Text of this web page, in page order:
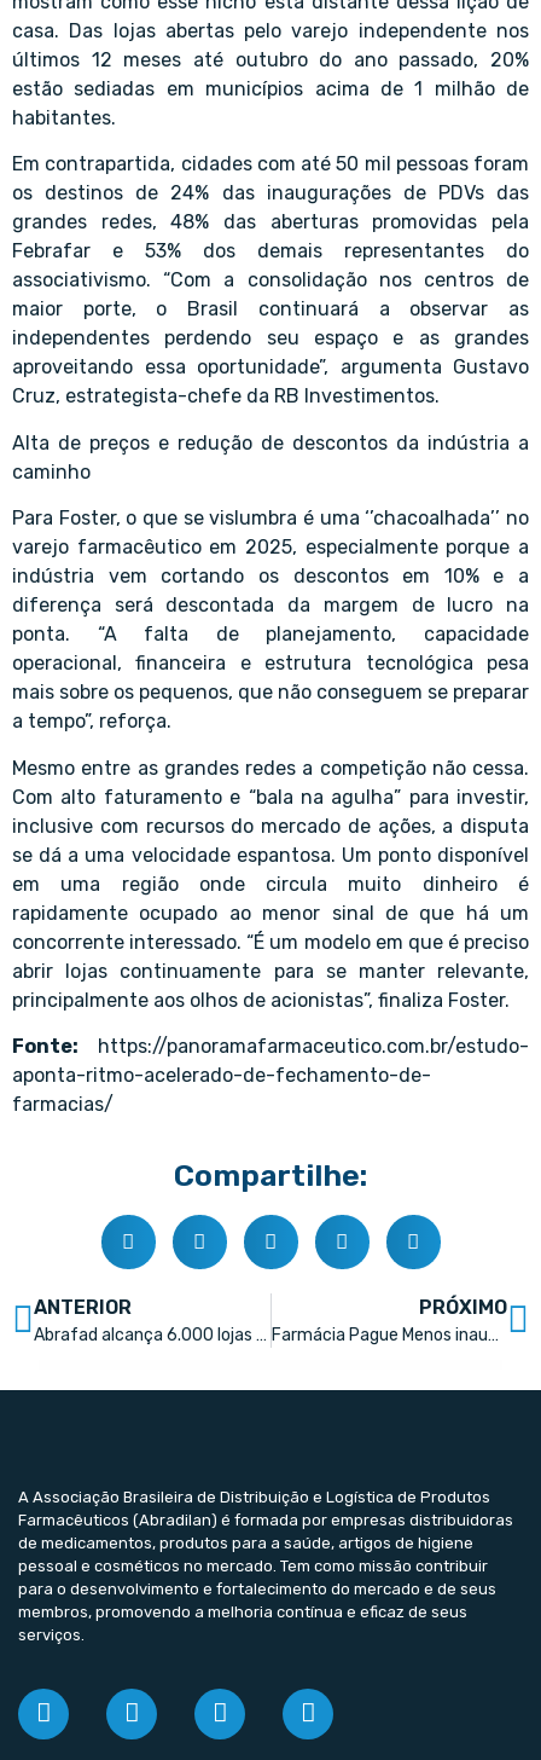
casa. Das lojas abertas pelo varejo independente nos
últimos 12 meses até outubro do ano passado, 20%
estão sediadas em municípios acima de 1 milhão de
habitantes.
Em contrapartida, cidades com até 50 mil pessoas foram
os destinos de 24% das inaugurações de PDVs das
grandes redes, 48% das aberturas promovidas pela
Febrafar e 53% dos demais representantes do
associativismo. “Com a consolidação nos centros de
maior porte, o Brasil continuará a observar as
independentes perdendo seu espaço e as grandes
aproveitando essa oportunidade”, argumenta Gustavo
Cruz, estrategista-chefe da RB Investimentos.
Alta de preços e redução de descontos da indústria a
caminho
Para Foster, o que se vislumbra é uma ‘’chacoalhada’’ no
varejo farmacêutico em 2025, especialmente porque a
indústria vem cortando os descontos em 10% e a
diferença será descontada da margem de lucro na
ponta. “A falta de planejamento, capacidade
operacional, financeira e estrutura tecnológica pesa
mais sobre os pequenos, que não conseguem se preparar
a tempo”, reforça.
Mesmo entre as grandes redes a competição não cessa.
Com alto faturamento e “bala na agulha” para investir,
inclusive com recursos do mercado de ações, a disputa
se dá a uma velocidade espantosa. Um ponto disponível
em uma região onde circula muito dinheiro é
rapidamente ocupado ao menor sinal de que há um
concorrente interessado. “É um modelo em que é preciso
abrir lojas continuamente para se manter relevante,
principalmente aos olhos de acionistas”, finaliza Foster.
Fonte:
https://panoramafarmaceutico.com.br/estudo-
aponta-ritmo-acelerado-de-fechamento-de-
farmacias/
Compartilhe:
ANTERIOR
Abrafad alcança 6.000 lojas e ultrapassa R$ 7 bilhões em faturamento
PRÓXIMO
Farmácia Pague Menos inaugura 140ª loja em Fortaleza
A Associação Brasileira de Distribuição e Logística de Produtos
Farmacêuticos (Abradilan) é formada por empresas distribuidoras
de medicamentos, produtos para a saúde, artigos de higiene
pessoal e cosméticos no mercado. Tem como missão contribuir
para o desenvolvimento e fortalecimento do mercado e de seus
membros, promovendo a melhoria contínua e eficaz de seus
serviços.